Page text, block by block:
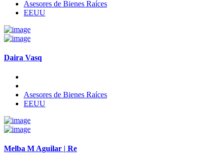
Asesores de Bienes Raíces
EEUU
Daira Vasq
Asesores de Bienes Raíces
EEUU
Melba M Aguilar | Re